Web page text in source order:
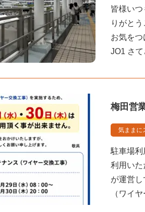
皆様い
りがと
お気を
JO1 さ
梅田営
気ままに
駐車場利
利用いた
が運営
（ワイ